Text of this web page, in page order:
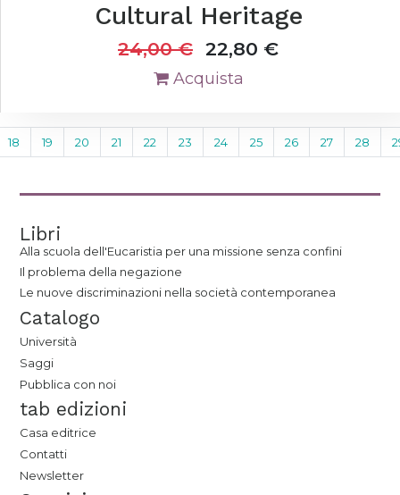
Cultural Heritage
24,00€ 22,80 €
Acquista
18 19 20 21 22 23 24 25 26 27 28
Libri
Alla scuola dell'Eucaristia per una missione senza confini
Il problema della negazione
Le nuove discriminazioni nella società contemporanea
Catalogo
Università
Saggi
Pubblica con noi
tab edizioni
Casa editrice
Contatti
Newsletter